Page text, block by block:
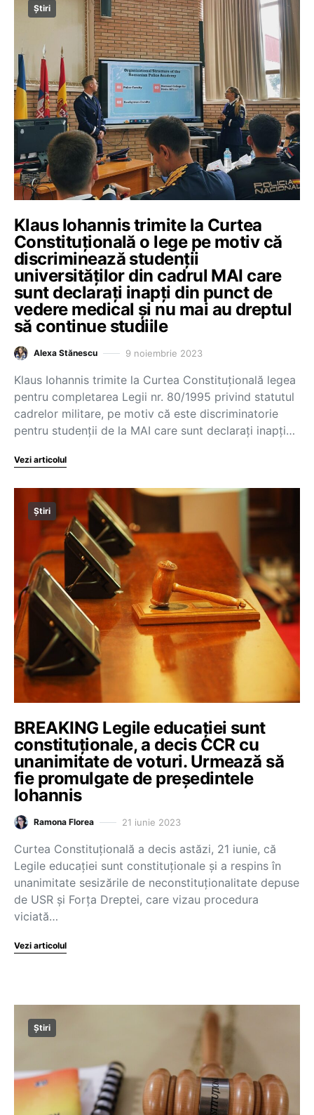
Știri
Klaus Iohannis trimite la Curtea
Constituțională o lege pe motiv că
discriminează studenții
universităților din cadrul MAI care
sunt declarați inapți din punct de
vedere medical și nu mai au dreptul
să continue studiile
Alexa Stănescu 9 noiembrie 2023
Klaus Iohannis trimite la Curtea Constituțională legea
pentru completarea Legii nr. 80/1995 privind statutul
cadrelor militare, pe motiv că este discriminatorie
pentru studenții de la MAI care sunt declarați inapți…
Vezi articolul
Știri
BREAKING Legile educației sunt
constituționale, a decis CCR cu
unanimitate de voturi. Urmează să
fie promulgate de președintele
Iohannis
Ramona Florea 21 iunie 2023
Curtea Constituțională a decis astăzi, 21 iunie, că
Legile educației sunt constituționale și a respins în
unanimitate sesizările de neconstituţionalitate depuse
de USR şi Forţa Dreptei, care vizau procedura
viciată…
Vezi articolul
Știri